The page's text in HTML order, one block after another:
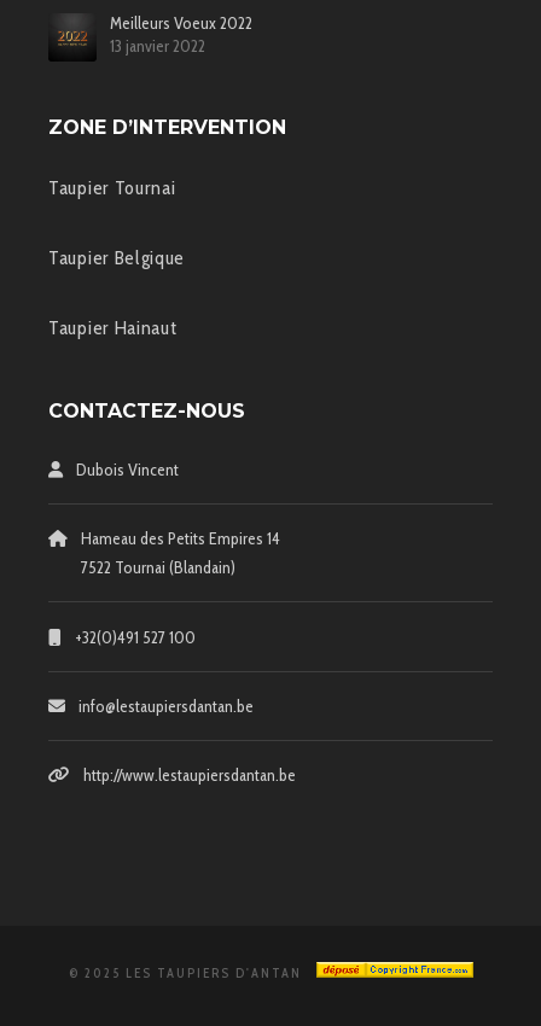
Meilleurs Voeux 2022
13 janvier 2022
ZONE D’INTERVENTION
Taupier Tournai
Taupier Belgique
Taupier Hainaut
CONTACTEZ-NOUS
Dubois Vincent
Hameau des Petits Empires 14
7522 Tournai (Blandain)
+32(0)491 527 100
info@lestaupiersdantan.be
http://www.lestaupiersdantan.be
© 2025 LES TAUPIERS D'ANTAN